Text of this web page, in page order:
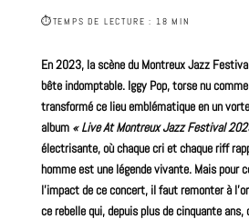
⏱TEMPS DE LECTURE : 18 MIN
En 2023, la scène du MontreuxJazz
bête indomptable. Iggy Pop, torsenucomme
transformé ce lieu emblématique en un
album « Live At Montreux Jazz Festival
électrisante, où chaque cri et chaque riff
homme est une légende vivante. Mais pour
l’impact de ce concert, il faut remonter à
ce rebelle qui, depuis plus de cinquante